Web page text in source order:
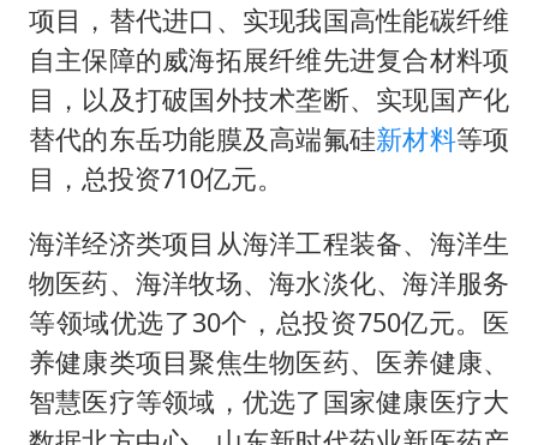
项目，替代进口、实现我国高性能碳纤维
自主保障的威海拓展纤维先进复合材料项
目，以及打破国外技术垄断、实现国产化
替代的东岳功能膜及高端氟硅新材料等项
目，总投资710亿元。
海洋经济类项目从海洋工程装备、海洋生
物医药、海洋牧场、海水淡化、海洋服务
等领域优选了30个，总投资750亿元。医
养健康类项目聚焦生物医药、医养健康、
智慧医疗等领域，优选了国家健康医疗大